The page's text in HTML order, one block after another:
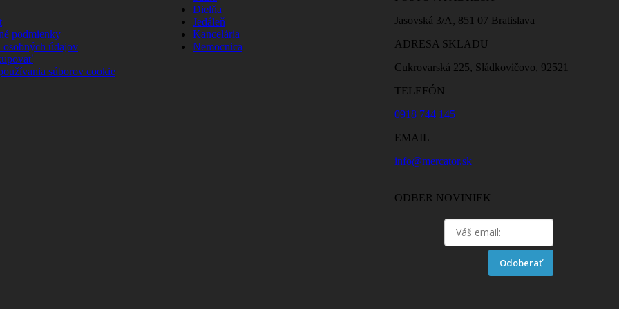
podmienky
osobných údajov
súborov cookie
Dielňa
Jedáleň
Kancelária
Nemocnica
Jasovská 3/A, 851 07 Bratislava
ADRESA SKLADU
Cukrovarská 225, Sládkovičovo, 92521
TELEFÓN
0918 744 145
EMAIL
info@mercator.sk
ODBER NOVINIEK
Odoberať